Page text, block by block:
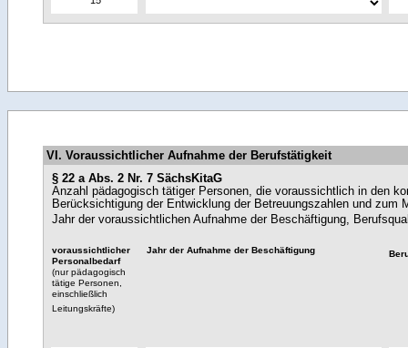
VI. Voraussichtlicher Aufnahme der Berufstätigkeit
voraussichtlicher
Personalbedarf
(nur pädagogisch
tätige Personen,
einschließlich
Leitungskräfte)
§ 22 a Abs. 2 Nr. 7 SächsKitaG
Anzahl pädagogisch tätiger Personen, die voraussichtlich in den
Berücksichtigung der Entwicklung der Betreuungszahlen und
Jahr der voraussichtlichen Aufnahme der Beschäftigung,
Jahr der Aufnahme der Beschäftigung